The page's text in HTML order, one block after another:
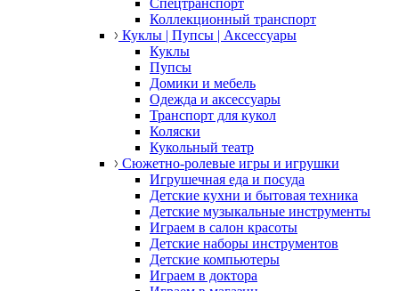
Спецтранспорт
Коллекционный транспорт
Куклы | Пупсы | Аксессуары
Куклы
Пупсы
Домики и мебель
Одежда и аксессуары
Транспорт для кукол
Коляски
Кукольный театр
Сюжетно-ролевые игры и игрушки
Игрушечная еда и посуда
Детские кухни и бытовая техника
Детские музыкальные инструменты
Играем в салон красоты
Детские наборы инструментов
Детские компьютеры
Играем в доктора